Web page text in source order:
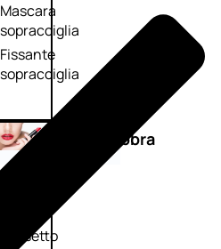
Mascara
sopracciglia
Fissante
sopracciglia
Labbra
Rossetto